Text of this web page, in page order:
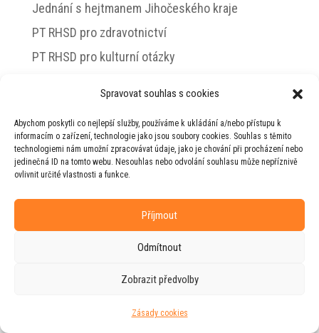
Spravovat souhlas s cookies
Abychom poskytli co nejlepší služby, používáme k ukládání a/nebo přístupu k
informacím o zařízení, technologie jako jsou soubory cookies. Souhlas s těmito
technologiemi nám umožní zpracovávat údaje, jako je chování při procházení nebo
jedinečná ID na tomto webu. Nesouhlas nebo odvolání souhlasu může nepříznivě
ovlivnit určité vlastnosti a funkce.
Příjmout
Odmítnout
Zobrazit předvolby
Zásady cookies
Jednání s hejtmanem Jihočeského kraje
PT RHSD pro zdravotnictví
PT RHSD pro kulturní otázky
© 2026 Jiří Horecký – Osobní stránky Jiřího
Web vytvořila firmaRUDIve spolupráci s
agenturouZEST BRAND